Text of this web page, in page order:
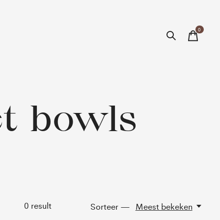
0items
bowls
0 result Sorteer — Meest bekeken